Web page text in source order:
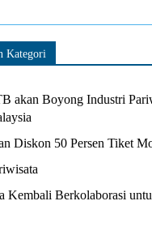
Kategori
akan Boyong Industri
Diskon 50 Persen Tiket
Kembali Berkolaborasi